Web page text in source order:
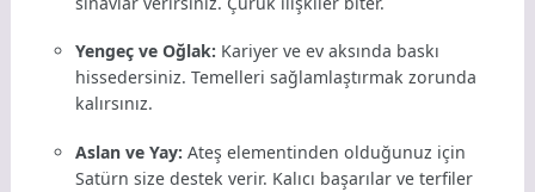
Yengeç ve Oğlak: Kariyer ve ev aksında baskı
hissedersiniz. Temelleri sağlamlaştırmak zorunda
kalırsınız.
Aslan ve Yay: Ateş elementinden olduğunuz için
Satürn size destek verir. Kalıcı başarılar ve terfiler